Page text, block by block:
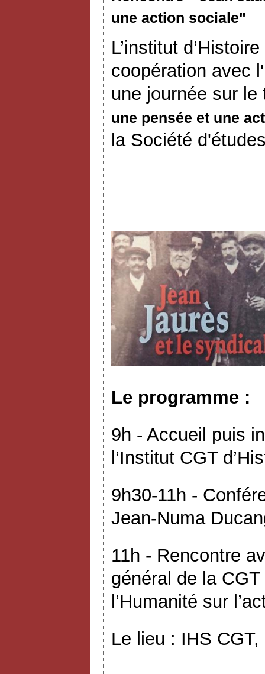
une action sociale"
L’institut
coopération avec
une journée sur le
une pensée et une
la Société
Le programme :
9h - Accueil puis
l’Institut CGT
9h30-11h -
Jean-Numa
11h - Rencontre
général de la
l’Humanité sur
Le lieu : IHS